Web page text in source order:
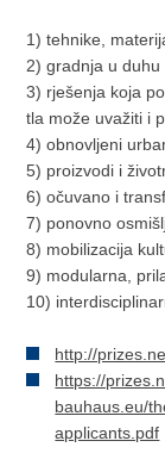
1) tehnike,
2) gradnja u duhu
3) rješenja koja
tla može uvažiti i
4) obnovljeni
5) proizvodi i
6) očuvano i
7) ponovno
8) mobilizacija
9) modularna,
10)
http://
https://
bauhaus.eu/
applicants.pdf